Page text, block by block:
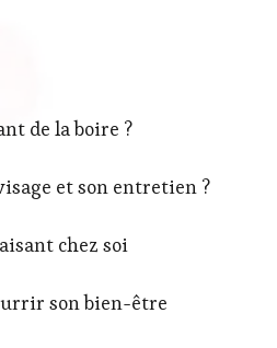
de la boire ?
et son entretien ?
chez soi
son bien-être